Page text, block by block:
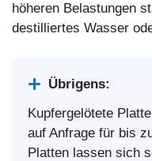
höheren Belastungen
destilliertes Wasser
Übrigens:
Kupfergelötete
auf Anfrage für bis
Platten lassen sich